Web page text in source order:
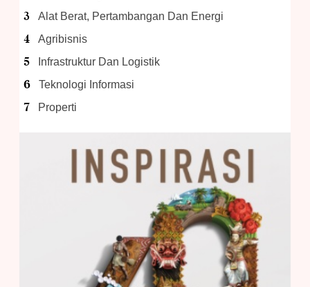
Alat Berat, Pertambangan Dan Energi
Agribisnis
Infrastruktur Dan Logistik
Teknologi Informasi
Properti